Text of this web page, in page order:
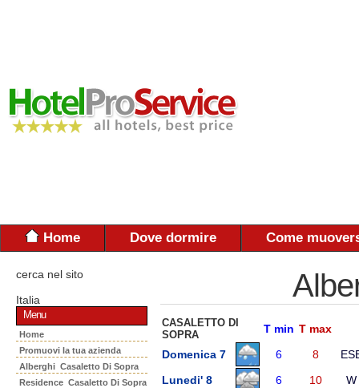
Home Dove dormire Come
cerca nel sito
Italia
Menu
Home
Promuovi la tua azienda
Alberghi Casaletto Di Sopra
Residence Casaletto Di Sopra
CASALETTO DI
SOPRA
T min T max
Domenica 7
6 8
Lunedi' 8
6 10
W